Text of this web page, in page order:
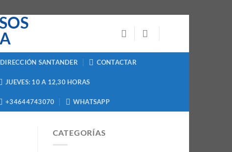
DIRECCIÓN SANTANDER CONTACTAR
JUEVES: 10 A 12,30 HORAS
+34644743070 WHATSAPP
CATEGORÍAS